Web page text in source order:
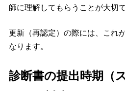
師に理解してもらうことが大切で
更新（再認定）の際には、これ
なります。
診断書の提出時期（